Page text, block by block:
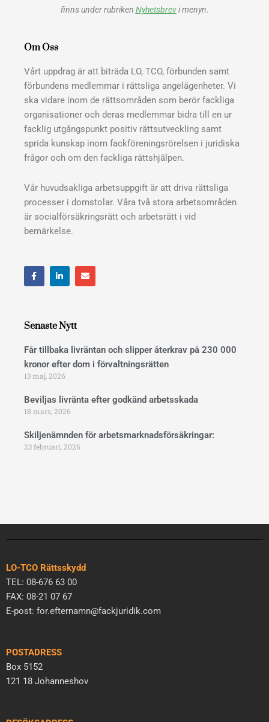
finns under rubriken Nyhetsbrevi menyn.
Om Oss
Vårt uppdrag är att biträda LO, TCO, förbunden samt
förbundens medlemmar i rättsliga angelägenheter. Vi
ska vidare inom de rättsområden som berör fackliga
organisationer och deras medlemmar bidra till en ur
facklig utgångspunkt positiv rättsutveckling samt
sprida kunskap inom fackföreningsrörelsen i juridiska
frågor och om den fackliga rättshjälpen.
Vår huvudsakliga arbetsuppgift är att driva rättsliga
processer i domstolar. Våra två stora arbetsområden
är socialförsäkringsrätt och arbetsrätt i vid
bemärkelse.
F
a
c
k
L
i
n
i
n
E
n
v
Senaste Nytt
Får tillbaka livräntan och slipper återkrav på 230 000
kronor efter dom i förvaltningsrätten
13 maj, 2026
Beviljas livränta efter godkänd arbetsskada
18 mars, 2026
Skiljenämnden för arbetsmarknadsförsäkringar:
23 februari, 2026
LO-TCO Rättsskydd
TEL: 08-676 63 00
FAX: 08-21 07 67
E-post: for.efternamn@fackjuridik.com
POSTADRESS
Box 5152
121 18 Johanneshov